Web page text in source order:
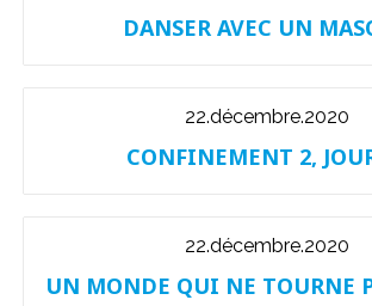
DANSER AVEC UN
22.décembre.2020
CONFINEMENT 2,
22.décembre.2020
UN MONDE QUI NE TOURNE